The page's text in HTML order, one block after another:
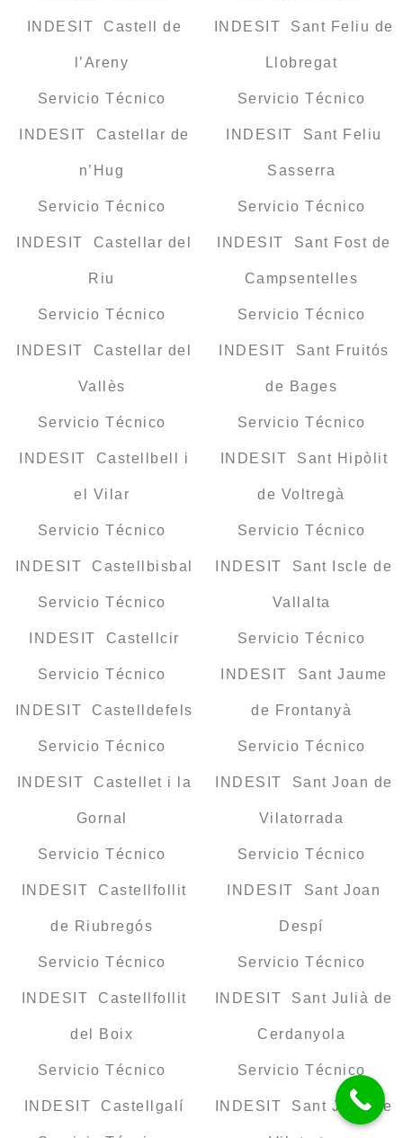
INDESIT Castell de
l’Areny
Servicio Técnico
INDESIT Castellar de
n’Hug
Servicio Técnico
INDESIT Castellar del
Riu
Servicio Técnico
INDESIT Castellar del
Vallès
Servicio Técnico
INDESIT Castellbell i
el Vilar
Servicio Técnico
INDESIT Castellbisbal
Servicio Técnico
INDESIT Castellcir
Servicio Técnico
INDESIT Castelldefels
Servicio Técnico
INDESIT Castellet i la
Gornal
Servicio Técnico
INDESIT Castellfollit
de Riubregós
Servicio Técnico
INDESIT Castellfollit
del Boix
Servicio Técnico
INDESIT Castellgalí
INDESIT Sant Feliu de
Llobregat
Servicio Técnico
INDESIT Sant Feliu
Sasserra
Servicio Técnico
INDESIT Sant Fost de
Campsentelles
Servicio Técnico
INDESIT Sant Fruitós
de Bages
Servicio Técnico
INDESIT Sant Hipòlit
de Voltregà
Servicio Técnico
INDESIT Sant Iscle de
Vallalta
Servicio Técnico
INDESIT Sant Jaume
de Frontanyà
Servicio Técnico
INDESIT Sant Joan de
Vilatorrada
Servicio Técnico
INDESIT Sant Joan
Despí
Servicio Técnico
INDESIT Sant Julià de
Cerdanyola
Servicio Técnico
INDESIT Sant Julià de